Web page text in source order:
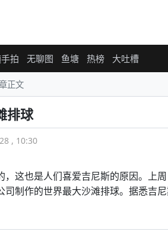
拍 无聊图 鱼塘 热榜 大吐槽
正文
排球
, 10:30
，这也是人们喜爱吉尼斯的原因。上
司制作的世界最大沙滩排球。据悉吉